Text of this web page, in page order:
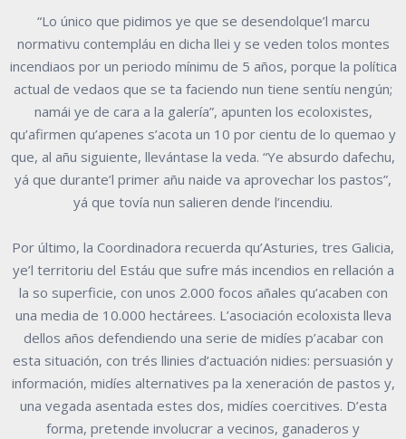
“Lo único que pidimos ye que se desendolque’l marcu
normativu contempláu en dicha llei y se veden tolos montes
incendiaos por un periodo mínimu de 5 años, porque la política
actual de vedaos que se ta faciendo nun tiene sentíu nengún;
namái ye de cara a la galería”, apunten los ecoloxistes,
qu’afirmen qu’apenes s’acota un 10 por cientu de lo quemao y
que, al añu siguiente, llevántase la veda. “Ye absurdo dafechu,
yá que durante’l primer añu naide va aprovechar los pastos”,
yá que tovía nun salieren dende l’incendiu.
Por último, la Coordinadora recuerda qu’Asturies, tres Galicia,
ye’l territoriu del Estáu que sufre más incendios en rellación a
la so superficie, con unos 2.000 focos añales qu’acaben con
una media de 10.000 hectárees. L’asociación ecoloxista lleva
dellos años defendiendo una serie de midíes p’acabar con
esta situación, con trés llinies d’actuación nidies: persuasión y
información, midíes alternatives pa la xeneración de pastos y,
una vegada asentada estes dos, midíes coercitives. D’esta
forma, pretende involucrar a vecinos, ganaderos y